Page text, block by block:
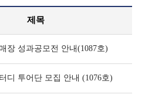
제목
장 성과공모전 안내(1087호)
디 투어단 모집 안내 (1076호)